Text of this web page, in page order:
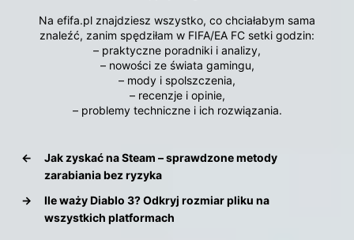
Na efifa.pl znajdziesz wszystko, co chciałabym sama
znaleźć, zanim spędziłam w FIFA/EA FC setki godzin:
– praktyczne poradniki i analizy,
– nowości ze świata gamingu,
– mody i spolszczenia,
– recenzje i opinie,
– problemy techniczne i ich rozwiązania.
←
Jak zyskać na Steam – sprawdzone metody
zarabiania bez ryzyka
→
Ile waży Diablo 3? Odkryj rozmiar pliku na
wszystkich platformach